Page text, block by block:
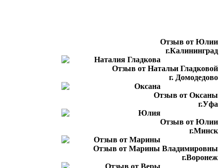
Отзыв от Юлии
г.Калининград
Отзыв от Натальи Гладковой
г. Домодедово
Отзыв от Оксаны
г.Уфа
Отзыв от Юлии
г.Минск
Отзыв от Марины Владимировны
г.Воронеж